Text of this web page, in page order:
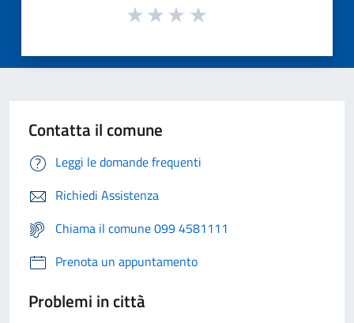
Contatta il comune
Leggi le domande frequenti
Richiedi Assistenza
Chiama il comune 099 4581111
Prenota un appuntamento
Problemi in città